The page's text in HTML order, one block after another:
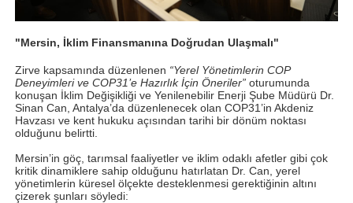
"Mersin, İklim Finansmanına Doğrudan Ulaşmalı"
Zirve kapsamında düzenlenen “Yerel Yönetimlerin COP
Deneyimleri ve COP31’e Hazırlık İçin Öneriler” oturumunda
konuşan İklim Değişikliği ve Yenilenebilir Enerji Şube Müdürü Dr.
Sinan Can, Antalya’da düzenlenecek olan COP31’in Akdeniz
Havzası ve kent hukuku açısından tarihi bir dönüm noktası
olduğunu belirtti.
Mersin’in göç, tarımsal faaliyetler ve iklim odaklı afetler gibi çok
kritik dinamiklere sahip olduğunu hatırlatan Dr. Can, yerel
yönetimlerin küresel ölçekte desteklenmesi gerektiğinin altını
çizerek şunları söyledi: